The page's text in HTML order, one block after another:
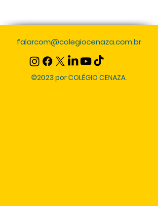
falarcom@colegiocenaza.com.br
©2023 por COLÉGIO CENAZA.